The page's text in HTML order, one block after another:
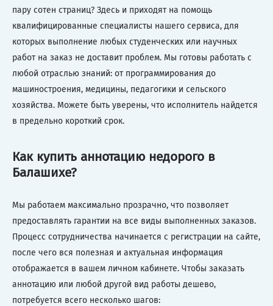
пару сотен страниц? Здесь и приходят на помощь
квалифицированные специалисты нашего сервиса, для
которых выполнение любых студенческих или научных
работ на заказ не доставит проблем. Мы готовы работать с
любой отраслью знаний: от программирования до
машиностроения, медицины, педагогики и сельского
хозяйства. Можете быть уверены, что исполнитель найдется
в предельно короткий срок.
Как купить аннотацию недорого в
Балашихе?
Мы работаем максимально прозрачно, что позволяет
предоставлять гарантии на все виды выполненных заказов.
Процесс сотрудничества начинается с регистрации на сайте,
после чего вся полезная и актуальная информация
отображается в вашем личном кабинете. Чтобы заказать
аннотацию или любой другой вид работы дешево,
потребуется всего несколько шагов: